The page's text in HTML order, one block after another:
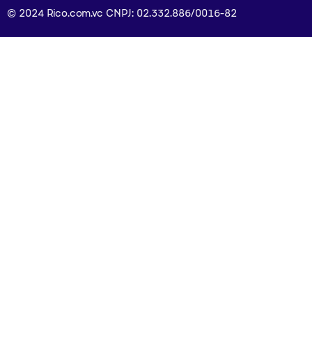
© 2024 Rico.com.vc CNPJ: 02.332.886/0016-82